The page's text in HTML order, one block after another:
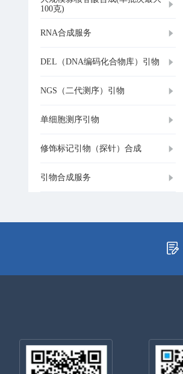
100克)
RNA合成服务
DEL（DNA编码化合物库）引物
NGS（二代测序）引物
单细胞测序引物
修饰标记引物（探针）合成
引物合成服务